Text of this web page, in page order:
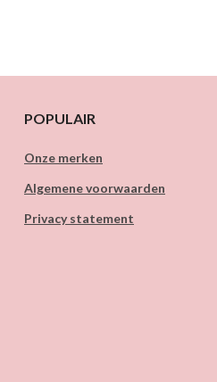
POPULAIR
Onze merken
Algemene voorwaarden
Privacy statement